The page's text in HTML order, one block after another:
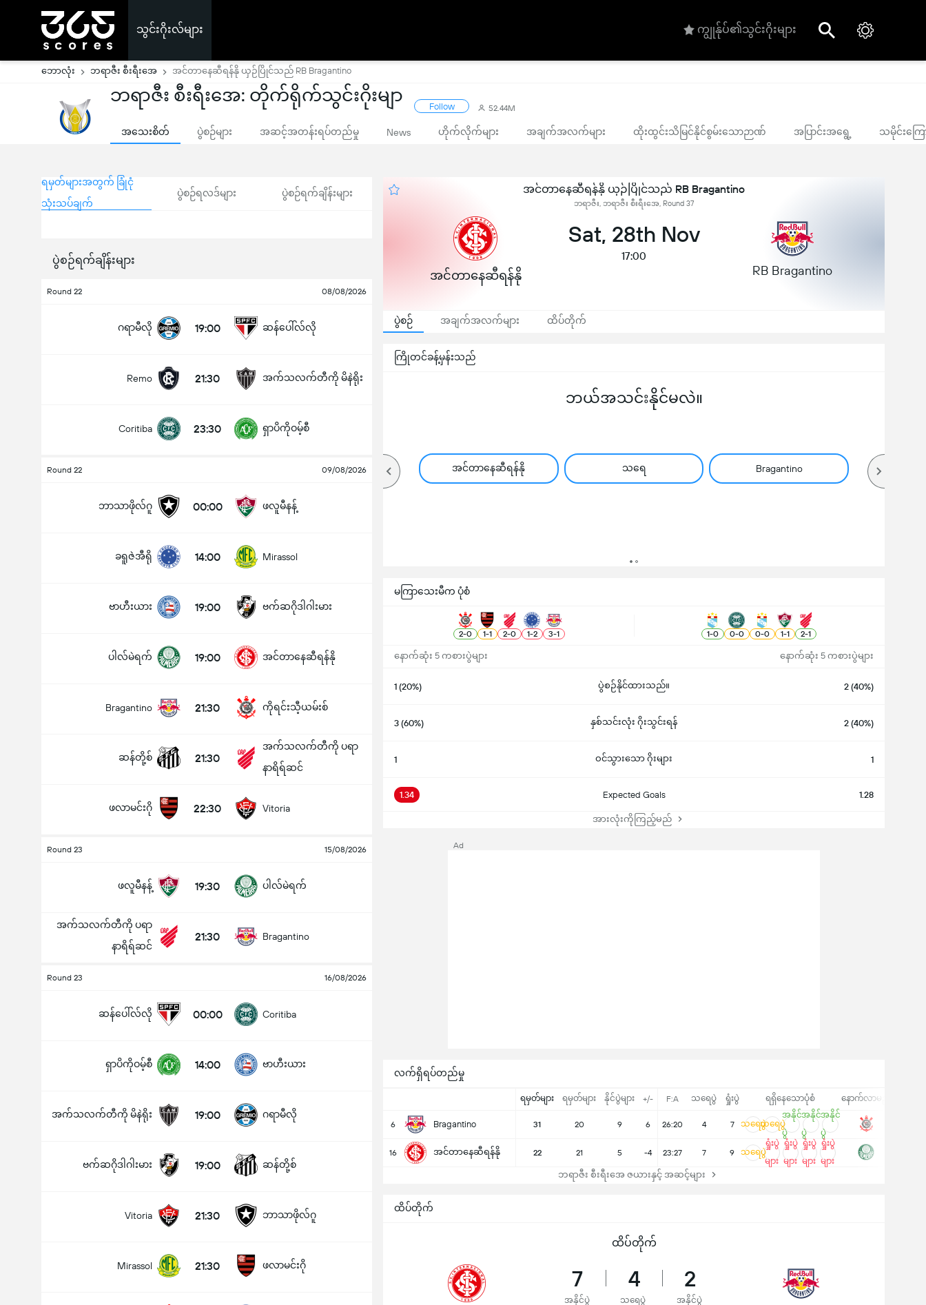
သွင်းဂိုးလ်များ ကျွုန်ုပ်၏သွင်းဂိုးများ
ဘောလုံး ဘရာဇီး စီးရီးအေ အင်တာနေဆီရန်နို ယှဉ်ပြိုင်သည် RB Bragantino
ဘရာဇီး စီးရီးအေ: တိုက်ရိုက်သွင်းဂိုးမျာ
Follow 52.44M
အသေးစိတ် ပွဲစဉ်များ အဆင့်အတန်းရပ်တည်မှု News ဟိုက်လိုက်များ အချက်အလက်များ ထိုးထွင်းသိမြင်နိုင်စွမ်းသောဉာဏ် အပြာင်းအရွေ့ သမိုင်းကြေ
ရမှတ်များအတွက် ခြုံငုံ
သုံးသပ်ချက်
ပွဲစဉ်ရလဒ်များ ပွဲစဉ်ရက်ချိန်းများ
ပွဲစဉ်ရက်ချိန်းများ
Round 22 08/08/2026
ဂရာမီလို 19:00 ဆန်ပေါ်လ်လို
Remo 21:30 အက်သလက်တီကို မိနဲရိုး
Coritiba 23:30 ရှာပိကိုဝမ့်စီ
Round 22 09/08/2026
ဘာသာဖိုလ်ဂူ 00:00 ဖလူမီနန့်
ခရူဇဲအီရို 14:00 Mirassol
ဗာဟီးယား 19:00 ဗက်ဆဂိုဒါဂါးမား
ပါလ်မဲရက် 19:00 အင်တာနေဆီရန်နို
Bragantino 21:30 ကိုရင်းသီ့ယမ်းစ်
ဆန်တို့စ် 21:30
အက်သလက်တီကို ပရာ
နာရိရ်ဆင်
ဖလာမင်းဂို 22:30 Vitoria
Round 23 15/08/2026
ဖလူမီနန့် 19:30 ပါလ်မဲရက်
အက်သလက်တီကို ပရာ
နာရိရ်ဆင်
21:30 Bragantino
Round 23 16/08/2026
ဆန်ပေါ်လ်လို 00:00 Coritiba
ရှာပိကိုဝမ့်စီ 14:00 ဗာဟီးယား
အက်သလက်တီကို မိနဲရိုး 19:00 ဂရာမီလို
ဗက်ဆဂိုဒါဂါးမား 19:00 ဆန်တို့စ်
Vitoria 21:30 ဘာသာဖိုလ်ဂူ
Mirassol 21:30 ဖလာမင်းဂို
အင်တာနေဆီရန်နို ယှဉ်ပြိုင်သည် RB Bragantino
ဘရာဇီး, ဘရာဇီး စီးရီးအေ, Round 37
အင်တာနေဆီရန်နို
Sat, 28th Nov
17:00
RB Bragantino
ပွဲစဉ် အချက်အလက်များ ထိပ်တိုက်
ကြိုတင်ခန့်မှန်းသည်
ဘယ်အသင်းနိုင်မလဲ။
အင်တာနေဆီရန်နို သရေ Bragantino
အောက်
မကြာသေးမီက ပုံစံ
2-0 1-1 2-0 1-2 3-1 1-0 0-0 0-0 1-1 2-1
နောက်ဆုံး 5 ကစားပွဲများ နောက်ဆုံး 5 ကစားပွဲများ
1 (20%) ပွဲစဉ်နိုင်ထားသည်။ 2 (40%)
3 (60%) နှစ်သင်းလုံး ဂိုးသွင်းရန် 2 (40%)
1 ဝင်သွားသော ဂိုးများ 1
1.34 Expected Goals 1.28
အားလုံးကိုကြည့်မည်
လက်ရှိရပ်တည်မှု
ရမှတ်များ ရမှတ်များ နိုင်ပွဲများ +/- F:A သရေပွဲ ရှုံးပွဲ ရရှိနေသောပုံစံ နောက်လာမည့်
6 Bragantino 31 20 9 6 26:20 4 7 သရေပွဲသရေပွဲ
အနိုင်
ပွဲ
အနိုင်
ပွဲ
အနိုင်
ပွဲ
16 အင်တာနေဆီရန်နို 22 21 5 -4 23:27 7 9 သရေပွဲ
ရှုံးပွဲ
များ
ရှုံးပွဲ
များ
ရှုံးပွဲ
များ
ရှုံးပွဲ
များ
ဘရာဇီး စီးရီးအေ ဇယားနှင့် အဆင့်များ
ထိပ်တိုက်
ထိပ်တိုက်
7
အနိုင်ပွဲ
4
သရေပွဲ
2
အနိုင်ပွဲ
Ad